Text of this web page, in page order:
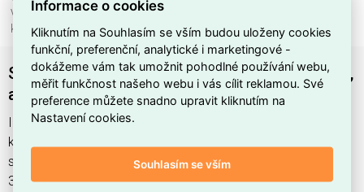
Vhodné pro stropní montáž:
kabelový vstup:
POD
Schneider ISM20200 Post 1-sided 0.7 m empty,
anodized , obslužný sloupek
ISM20200 Post 1-sided 0.7 m empty, anodi najdete v
kategoriích Instalační sloupy, Sloupy, Úložné systémy, nosné
systémy a příslušenství, výrobce Schneider, EAN
3606480029769, kód dodavatele ISM20200. Schneider
Informace o cookies
Kliknutím na Souhlasím se vším budou uloženy cookies
funkční, preferenční, analytické i marketingové -
dokážeme vám tak umožnit pohodlné používání webu,
měřit funkčnost našeho webu i vás cílit reklamou. Své
preference můžete snadno upravit kliknutím na
Nastavení cookies.
Souhlasím se vším